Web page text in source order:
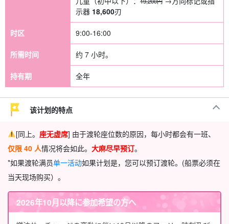
示器 18,600刃
时区 9:00-16:00
所需时间 约 7 小时。
持有期 全年
该计划的特点
[同上。 座无虚席] 由于渡轮座位数的原因，每小时都会有一班、
仅限 40 人情况将会如此。 大麻尽早预订。
*如果渡轮满员单一活动如果计划是，您可以预订渡轮。(船票必须在
当天现场购买）。
2026年10月以降に参加希望の方へ